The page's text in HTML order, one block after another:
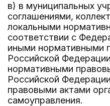
в) в муниципальных
соглашениями,
локальными
соответствии с
иными нормативными
Российской
нормативными
Российской
правовыми актами
самоуправления.